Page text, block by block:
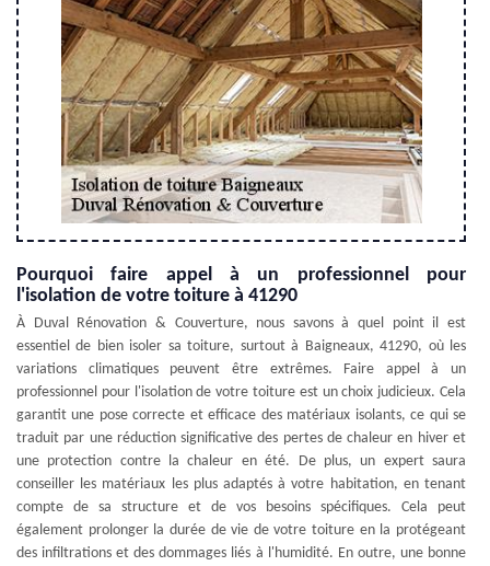
Pourquoi faire appel à un professionnel pour
l'isolation de votre toiture à 41290
À Duval Rénovation & Couverture, nous savons à quel point il est
essentiel de bien isoler sa toiture, surtout à Baigneaux, 41290, où les
variations climatiques peuvent être extrêmes. Faire appel à un
professionnel pour l'isolation de votre toiture est un choix judicieux. Cela
garantit une pose correcte et efficace des matériaux isolants, ce qui se
traduit par une réduction significative des pertes de chaleur en hiver et
une protection contre la chaleur en été. De plus, un expert saura
conseiller les matériaux les plus adaptés à votre habitation, en tenant
compte de sa structure et de vos besoins spécifiques. Cela peut
également prolonger la durée de vie de votre toiture en la protégeant
des infiltrations et des dommages liés à l'humidité. En outre, une bonne